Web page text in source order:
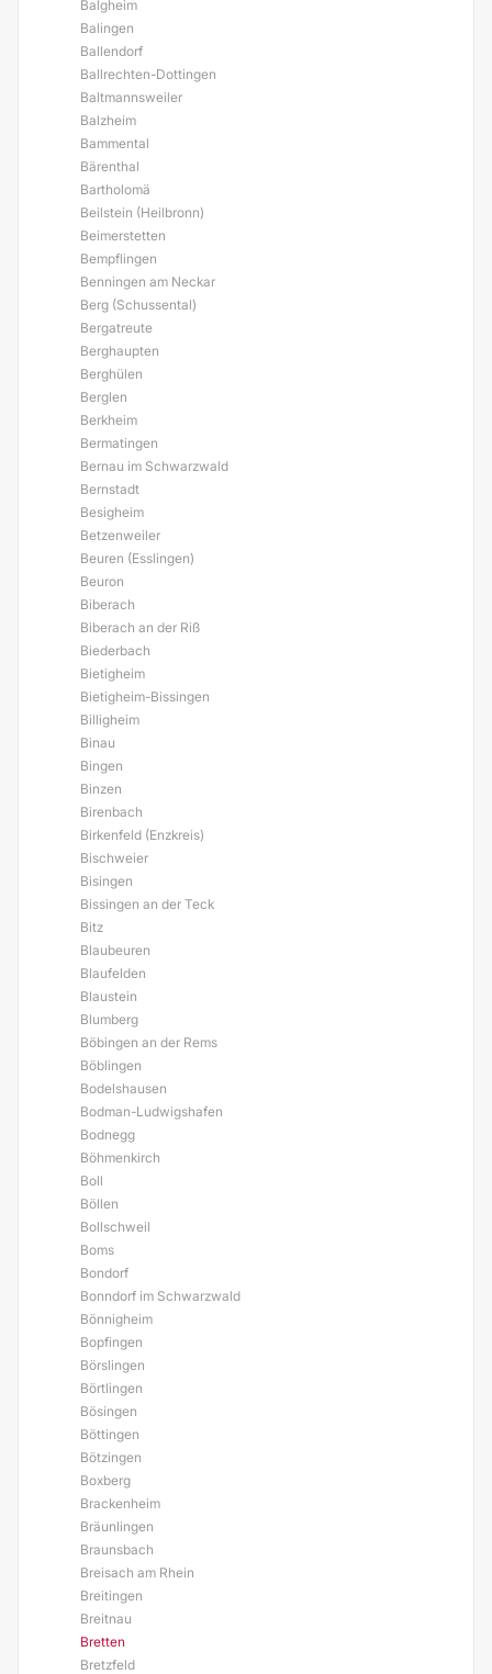
Balgheim
Balingen
Ballendorf
Ballrechten-Dottingen
Baltmannsweiler
Balzheim
Bammental
Bärenthal
Bartholomä
Beilstein (Heilbronn)
Beimerstetten
Bempflingen
Benningen am Neckar
Berg (Schussental)
Bergatreute
Berghaupten
Berghülen
Berglen
Berkheim
Bermatingen
Bernau im Schwarzwald
Bernstadt
Besigheim
Betzenweiler
Beuren (Esslingen)
Beuron
Biberach
Biberach an der Riß
Biederbach
Bietigheim
Bietigheim-Bissingen
Billigheim
Binau
Bingen
Binzen
Birenbach
Birkenfeld (Enzkreis)
Bischweier
Bisingen
Bissingen an der Teck
Bitz
Blaubeuren
Blaufelden
Blaustein
Blumberg
Böbingen an der Rems
Böblingen
Bodelshausen
Bodman-Ludwigshafen
Bodnegg
Böhmenkirch
Boll
Böllen
Bollschweil
Boms
Bondorf
Bonndorf im Schwarzwald
Bönnigheim
Bopfingen
Börslingen
Börtlingen
Bösingen
Böttingen
Bötzingen
Boxberg
Brackenheim
Bräunlingen
Braunsbach
Breisach am Rhein
Breitingen
Breitnau
Bretten
Bretzfeld